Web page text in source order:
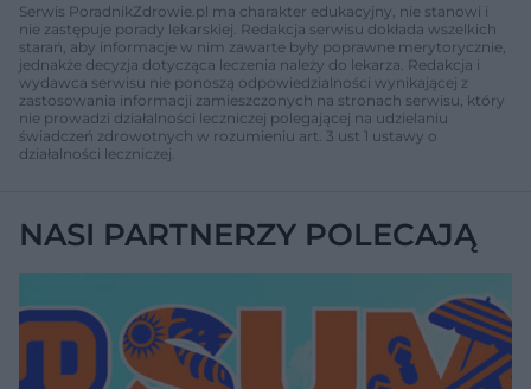
Serwis PoradnikZdrowie.pl ma charakter edukacyjny, nie stanowi i
nie zastępuje porady lekarskiej. Redakcja serwisu dokłada wszelkich
starań, aby informacje w nim zawarte były poprawne merytorycznie,
jednakże decyzja dotycząca leczenia należy do lekarza. Redakcja i
wydawca serwisu nie ponoszą odpowiedzialności wynikającej z
zastosowania informacji zamieszczonych na stronach serwisu, który
nie prowadzi działalności leczniczej polegającej na udzielaniu
świadczeń zdrowotnych w rozumieniu art. 3 ust 1 ustawy o
działalności leczniczej.
NASI PARTNERZY POLECAJĄ